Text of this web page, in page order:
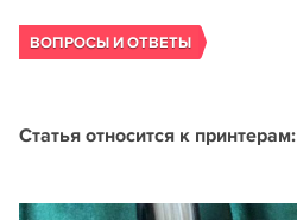
ВОПРОСЫ И ОТВЕТЫ
Статья относится к принтерам: